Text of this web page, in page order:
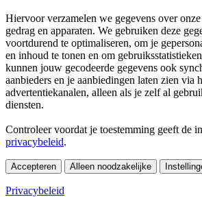
Hiervoor verzamelen we gegevens over
gedrag en apparaten. We gebruiken deze
voortdurend te optimaliseren, om je
en inhoud te tonen en om
kunnen jouw gecodeerde gegevens ook
aanbieders en je aanbiedingen laten zien via
advertentiekanalen, alleen als je zelf al
diensten.
Controleer voordat je toestemming geeft de
privacybeleid.
Accepteren Alleen noodzakelijke
Privacybeleid